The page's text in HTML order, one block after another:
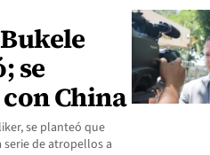
se
China
se planteó que
serie de atropellos a